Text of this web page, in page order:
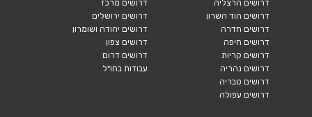
דרושים הרצליה
דרושים הוד השרון
דרושים חדרה
דרושים חיפה
דרושים קריות
דרושים נהריה
דרושים טבריה
דרושים עפולה
דרושים מרכז
דרושים ירושלים
דרושים יהודה ושומרון
דרושים צפון
דרושים דרום
עבודות בחו"ל